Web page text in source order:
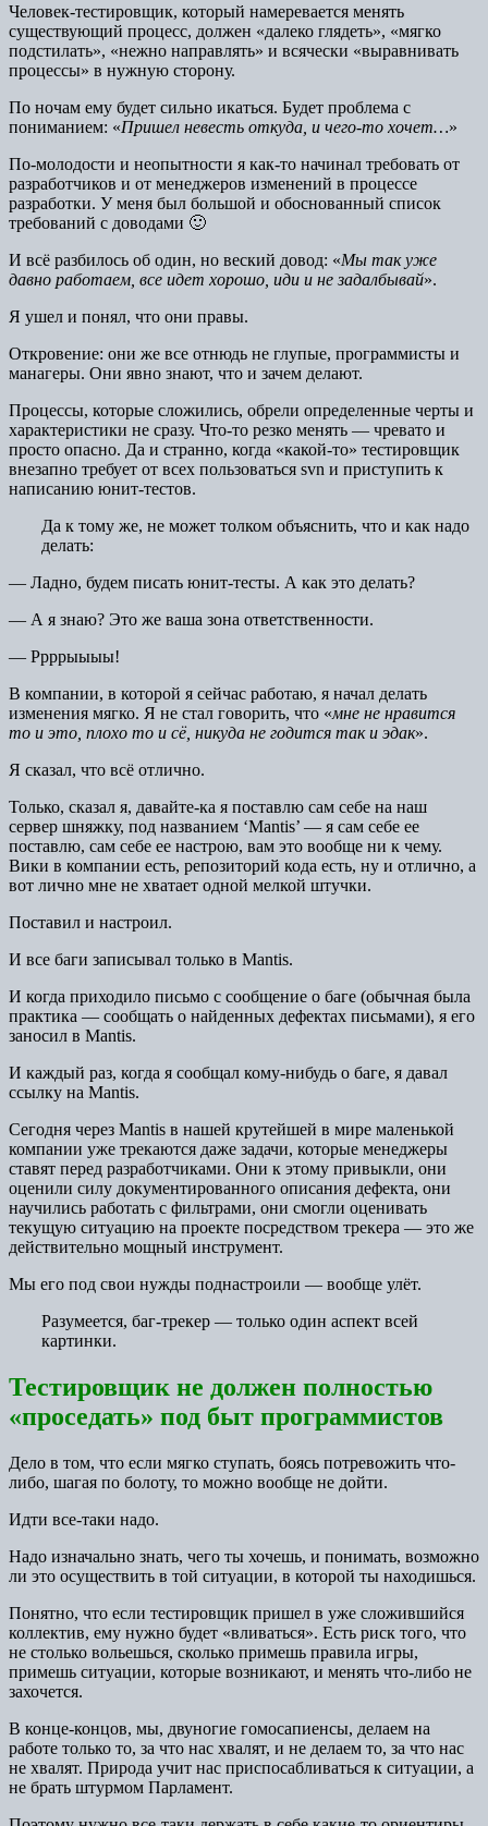
Человек-тестировщик, который намеревается менять
существующий процесс, должен «далеко глядеть», «мягко
подстилать», «нежно направлять» и всячески «выравнивать
процессы» в нужную сторону.
По ночам ему будет сильно икаться. Будет проблема с
пониманием: «Пришел невесть откуда, и чего-то хочет…»
По-молодости и неопытности я как-то начинал требовать от
разработчиков и от менеджеров изменений в процессе
разработки. У меня был большой и обоснованный список
требований с доводами 🙂
И всё разбилось об один, но веский довод: «Мы так уже
давно работаем, все идет хорошо, иди и не задалбывай».
Я ушел и понял, что они правы.
Откровение: они же все отнюдь не глупые, программисты и
манагеры. Они явно знают, что и зачем делают.
Процессы, которые сложились, обрели определенные черты и
характеристики не сразу. Что-то резко менять — чревато и
просто опасно. Да и странно, когда «какой-то» тестировщик
внезапно требует от всех пользоваться svn и приступить к
написанию юнит-тестов.
Да к тому же, не может толком объяснить, что и как надо
делать:
— Ладно, будем писать юнит-тесты. А как это делать?
— А я знаю? Это же ваша зона ответственности.
— Ррррыыыы!
В компании, в которой я сейчас работаю, я начал делать
изменения мягко. Я не стал говорить, что «мне не нравится
то и это, плохо то и сё, никуда не годится так и эдак».
Я сказал, что всё отлично.
Только, сказал я, давайте-ка я поставлю сам себе на наш
сервер шняжку, под названием ‘Mantis’ — я сам себе ее
поставлю, сам себе ее настрою, вам это вообще ни к чему.
Вики в компании есть, репозиторий кода есть, ну и отлично, а
вот лично мне не хватает одной мелкой штучки.
Поставил и настроил.
И все баги записывал только в Mantis.
И когда приходило письмо с сообщение о баге (обычная была
практика — сообщать о найденных дефектах письмами), я его
заносил в Mantis.
И каждый раз, когда я сообщал кому-нибудь о баге, я давал
ссылку на Mantis.
Сегодня через Mantis в нашей крутейшей в мире маленькой
компании уже трекаются даже задачи, которые менеджеры
ставят перед разработчиками. Они к этому привыкли, они
оценили силу документированного описания дефекта, они
научились работать с фильтрами, они смогли оценивать
текущую ситуацию на проекте посредством трекера — это же
действительно мощный инструмент.
Мы его под свои нужды поднастроили — вообще улёт.
Разумеется, баг-трекер — только один аспект всей
картинки.
Тестировщик не должен полностью
«проседать» под быт программистов
Дело в том, что если мягко ступать, боясь потревожить что-
либо, шагая по болоту, то можно вообще не дойти.
Идти все-таки надо.
Надо изначально знать, чего ты хочешь, и понимать, возможно
ли это осуществить в той ситуации, в которой ты находишься.
Понятно, что если тестировщик пришел в уже сложившийся
коллектив, ему нужно будет «вливаться». Есть риск того, что
не столько вольешься, сколько примешь правила игры,
примешь ситуации, которые возникают, и менять что-либо не
захочется.
В конце-концов, мы, двуногие гомосапиенсы, делаем на
работе только то, за что нас хвалят, и не делаем то, за что нас
не хвалят. Природа учит нас приспосабливаться к ситуации, а
не брать штурмом Парламент.